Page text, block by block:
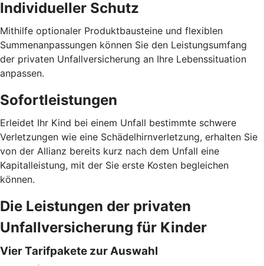
Individueller Schutz
Mithilfe optionaler Produktbausteine und flexiblen
Summenanpassungen können Sie den Leistungsumfang
der privaten Unfallversicherung an Ihre Lebenssituation
anpassen.
Sofortleistungen
Erleidet Ihr Kind bei einem Unfall bestimmte schwere
Verletzungen wie eine Schädelhirnverletzung, erhalten Sie
von der Allianz bereits kurz nach dem Unfall eine
Kapitalleistung, mit der Sie erste Kosten begleichen
können.
Die Leistungen der privaten
Unfallversicherung für Kinder
Vier Tarifpakete zur Auswahl